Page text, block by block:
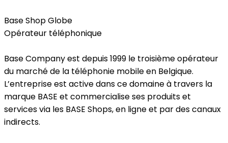
Base Shop Globe
Opérateur téléphonique
Base Company est depuis 1999 le troisième opérateur
du marché de la téléphonie mobile en Belgique.
L’entreprise est active dans ce domaine à travers la
marque BASE et commercialise ses produits et
services via les BASE Shops, en ligne et par des canaux
indirects.